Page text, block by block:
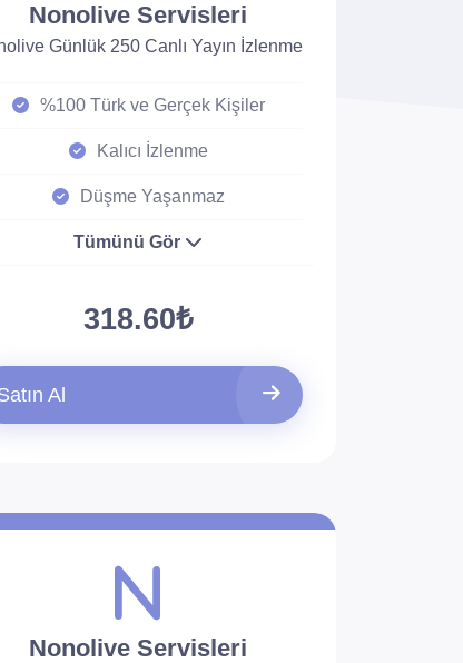
Nonolive Servisleri
Günlük 250 Canlı Yayın İzlenme
%100 Türk ve Gerçek Kişiler
Kalıcı İzlenme
Düşme Yaşanmaz
Tümünü Gör
318.60₺
Al
Nonolive Servisleri